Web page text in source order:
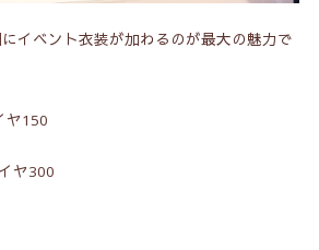
イベント衣装が加わるのが最大の魅力で
ヤ150
ヤ300